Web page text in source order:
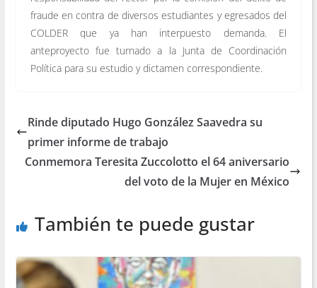
fraude en contra de diversos estudiantes y egresados del
COLDER que ya han interpuesto demanda. El
anteproyecto fue turnado a la Junta de Coordinación
Política para su estudio y dictamen correspondiente.
Rinde diputado Hugo González Saavedra su
primer informe de trabajo
Conmemora Teresita Zuccolotto el 64 aniversario
del voto de la Mujer en México
También te puede gustar